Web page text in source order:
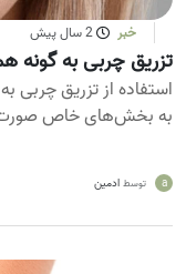
خبر 2 سال پیش
تزریق چربی به گونه
استفاده از تزریق چربی
به بخش‌های خاص
a توسط ادمین